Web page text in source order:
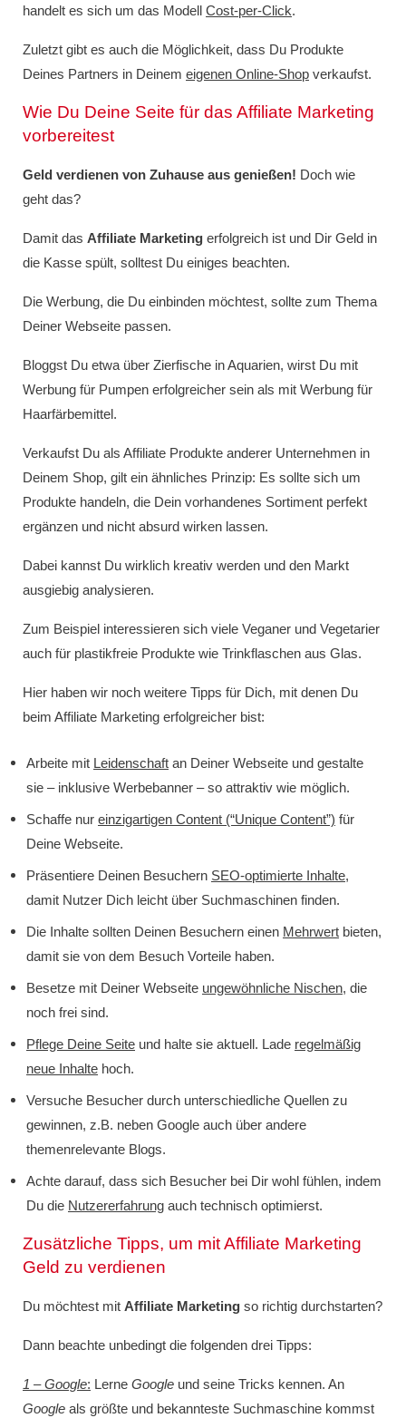
handelt es sich um das Modell Cost-per-Click.
Zuletzt gibt es auch die Möglichkeit, dass Du Produkte
Deines Partners in Deinem eigenen Online-Shop verkaufst.
Wie Du Deine Seite für das Affiliate Marketing
vorbereitest
Geld verdienen von Zuhause aus genießen! Doch wie
geht das?
Damit das Affiliate Marketing erfolgreich ist und Dir Geld in
die Kasse spült, solltest Du einiges beachten.
Die Werbung, die Du einbinden möchtest, sollte zum Thema
Deiner Webseite passen.
Bloggst Du etwa über Zierfische in Aquarien, wirst Du mit
Werbung für Pumpen erfolgreicher sein als mit Werbung für
Haarfärbemittel.
Verkaufst Du als Affiliate Produkte anderer Unternehmen in
Deinem Shop, gilt ein ähnliches Prinzip: Es sollte sich um
Produkte handeln, die Dein vorhandenes Sortiment perfekt
ergänzen und nicht absurd wirken lassen.
Dabei kannst Du wirklich kreativ werden und den Markt
ausgiebig analysieren.
Zum Beispiel interessieren sich viele Veganer und Vegetarier
auch für plastikfreie Produkte wie Trinkflaschen aus Glas.
Hier haben wir noch weitere Tipps für Dich, mit denen Du
beim Affiliate Marketing erfolgreicher bist:
Arbeite mit Leidenschaft an Deiner Webseite und gestalte
sie – inklusive Werbebanner – so attraktiv wie möglich.
Schaffe nur einzigartigen Content (“Unique Content”) für
Deine Webseite.
Präsentiere Deinen Besuchern SEO-optimierte Inhalte,
damit Nutzer Dich leicht über Suchmaschinen finden.
Die Inhalte sollten Deinen Besuchern einen Mehrwert bieten,
damit sie von dem Besuch Vorteile haben.
Besetze mit Deiner Webseite ungewöhnliche Nischen, die
noch frei sind.
Pflege Deine Seite und halte sie aktuell. Lade regelmäßig
neue Inhalte hoch.
Versuche Besucher durch unterschiedliche Quellen zu
gewinnen, z.B. neben Google auch über andere
themenrelevante Blogs.
Achte darauf, dass sich Besucher bei Dir wohl fühlen, indem
Du die Nutzererfahrung auch technisch optimierst.
Zusätzliche Tipps, um mit Affiliate Marketing
Geld zu verdienen
Du möchtest mit Affiliate Marketing so richtig durchstarten?
Dann beachte unbedingt die folgenden drei Tipps:
1 – Google: Lerne Google und seine Tricks kennen. An
Google als größte und bekannteste Suchmaschine kommst